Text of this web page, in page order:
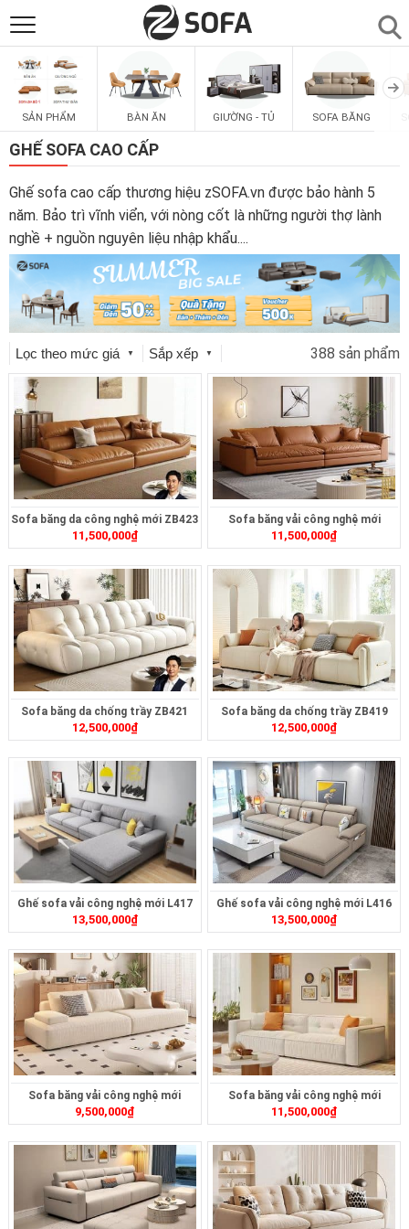
SẢN PHẨM
SOFAS
PHÒNG ĂN
PHÒNG NGỦ
PHÒNG KHÁCH ▼
LIÊN HỆ
SẢN PHẨM BÀN ĂN GIƯỜNG - TỦ SOFA BĂNG
GHẾ SOFA CAO CẤP
Ghế sofa cao cấp thương hiệu zSOFA.vn được bảo hành 5
năm. Bảo trì vĩnh viển, với nòng cốt là những người thợ lành
nghề + nguồn nguyên liệu nhập khẩu....
Lọc theo mức giá ▼ Sắp xếp ▼ 388 sản phẩm
Sofa băng da công nghệ mới ZB423
11,500,000₫
Sofa băng vải công nghệ mới
ZB422
11,500,000₫
Sofa băng da chống trầy ZB421
12,500,000₫
Sofa băng da chống trầy ZB419
12,500,000₫
Ghế sofa vải công nghệ mới L417
13,500,000₫
Ghế sofa vải công nghệ mới L416
13,500,000₫
Sofa băng vải công nghệ mới
ZB415
9,500,000₫
Sofa băng vải công nghệ mới
ZB412
11,500,000₫